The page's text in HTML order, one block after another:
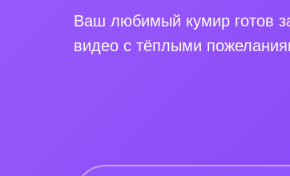
Ваш любимый кумир готов
видео с тёплыми